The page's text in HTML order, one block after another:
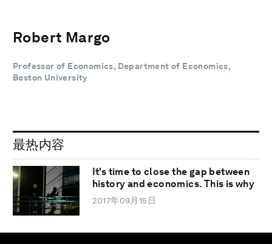
Robert Margo
Professor of Economics, Department of Economics,
Boston University
最热内容
It's time to close the gap between
history and economics. This is why
2017年09月15日